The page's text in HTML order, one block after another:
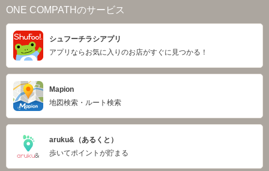
ONE COMPATHのサービス
シュフーチラシアプリ
アプリならお気に入りのお店がすぐに見つかる！
Mapion
地図検索・ルート検索
aruku&（あるくと）
歩いてポイントが貯まる